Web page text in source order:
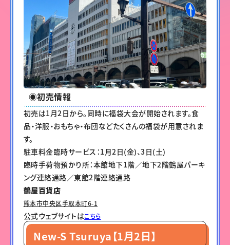
◉初売情報
初売は1月2日から。同時に福袋大会が開始されます。食
品・洋服・おもちゃ・布団などたくさんの福袋が用意されま
す。
駐車料金臨時サービス：1月2日(金)、3日(土)
臨時手荷物預かり所：本館地下1階／地下2階鶴屋パーキ
ング連絡通路／東館2階連絡通路
鶴屋百貨店
熊本市中央区手取本町6-1
公式ウェブサイトはこちら
New-S Tsuruya【1月2日】